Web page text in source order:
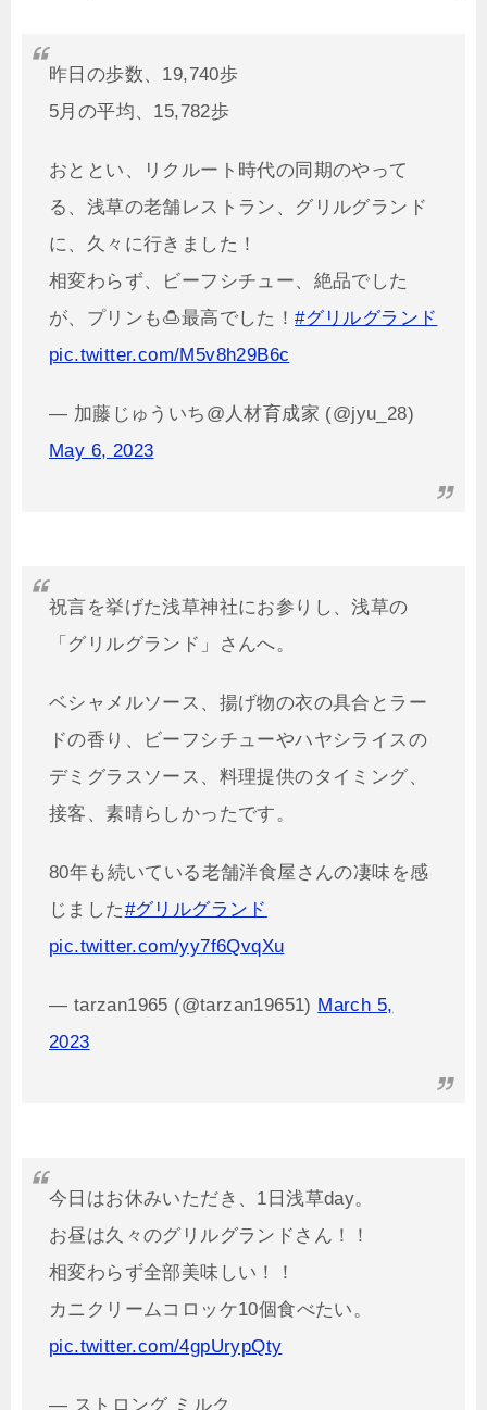
昨日の歩数、19,740歩
5月の平均、15,782歩
おととい、リクルート時代の同期のやって
る、浅草の老舗レストラン、グリルグランド
に、久々に行きました！
相変わらず、ビーフシチュー、絶品でした
が、プリンも🍮最高でした！#グリルグランド
pic.twitter.com/M5v8h29B6c
— 加藤じゅういち@人材育成家 (@jyu_28)
May 6, 2023
祝言を挙げた浅草神社にお参りし、浅草の
「グリルグランド」さんへ。
ベシャメルソース、揚げ物の衣の具合とラー
ドの香り、ビーフシチューやハヤシライスの
デミグラスソース、料理提供のタイミング、
接客、素晴らしかったです。
80年も続いている老舗洋食屋さんの凄味を感
じました#グリルグランド
pic.twitter.com/yy7f6QvqXu
— tarzan1965 (@tarzan19651) March 5,
2023
今日はお休みいただき、1日浅草day。
お昼は久々のグリルグランドさん！！
相変わらず全部美味しい！！
カニクリームコロッケ10個食べたい。
pic.twitter.com/4gpUrypQty
— ストロング ミルク